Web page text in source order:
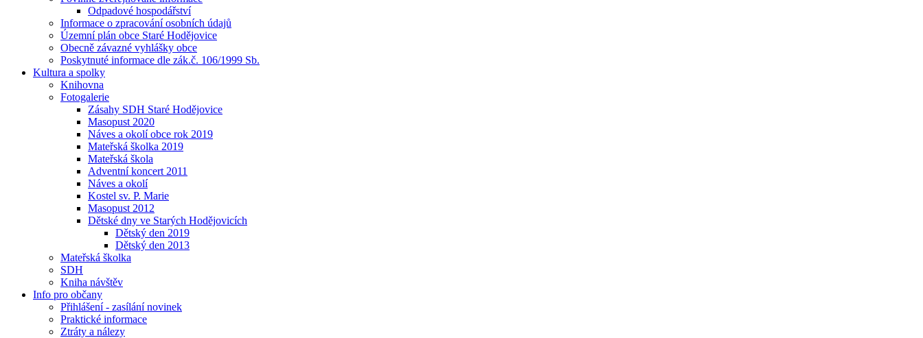
Odpadové hospodářství
Informace o zpracování osobních údajů
Územní plán obce Staré Hodějovice
Obecně závazné vyhlášky obce
Poskytnuté informace dle zák.č. 106/1999 Sb.
Kultura a spolky
Knihovna
Fotogalerie
Zásahy SDH Staré Hodějovice
Masopust 2020
Náves a okolí obce rok 2019
Mateřská školka 2019
Mateřská škola
Adventní koncert 2011
Náves a okolí
Kostel sv. P. Marie
Masopust 2012
Dětské dny ve Starých Hodějovicích
Dětský den 2019
Dětský den 2013
Mateřská školka
SDH
Kniha návštěv
Info pro občany
Přihlášení - zasílání novinek
Praktické informace
Ztráty a nálezy